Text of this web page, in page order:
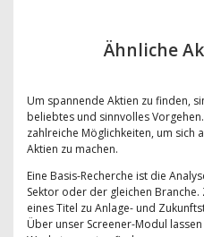
Ähnliche
Um spannende Aktien zu finden,
beliebtes und sinnvolles
zahlreiche Möglichkeiten, um sich
Aktien zu machen.
Eine Basis-Recherche ist die
Sektor oder der gleichen
eines Titel zu Anlage- und
Über unser Screener-Modul